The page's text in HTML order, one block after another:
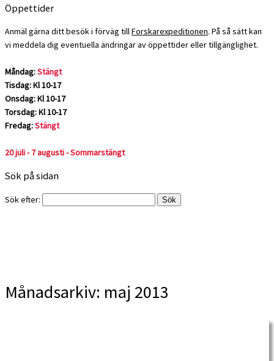
Öppettider
Anmäl gärna ditt besök i förväg tillForskarexpeditionen. På så sätt kan
vi meddela dig eventuella ändringar av öppettider eller tillgänglighet.
Måndag:Stängt
Tisdag: Kl 10-17
Onsdag: Kl 10-17
Torsdag: Kl 10-17
Fredag:Stängt
20 juli - 7 augusti - Sommarstängt
Sök på sidan
Sök efter:
Månadsarkiv: maj 2013